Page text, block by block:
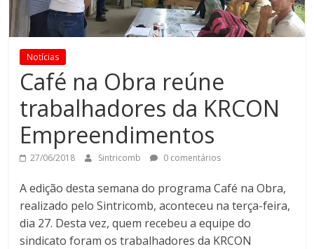
Notícias
Café na Obra reúne
trabalhadores da KRCON
Empreendimentos
27/06/2018 Sintricomb 0 comentários
A edição desta semana do programa Café na Obra,
realizado pelo Sintricomb, aconteceu na terça-feira,
dia 27. Desta vez, quem recebeu a equipe do
sindicato foram os trabalhadores da KRCON